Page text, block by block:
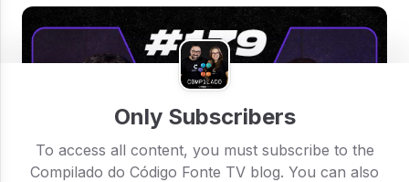
Only Subscribers
To access all content, you must subscribe to the
Compilado do Código Fonte TV blog. You can also